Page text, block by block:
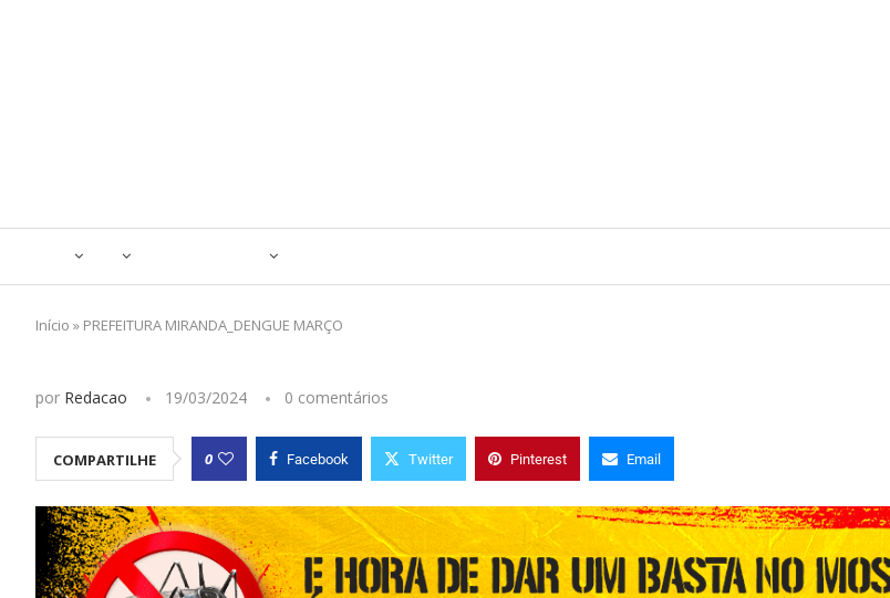
Início » PREFEITURA MIRANDA_DENGUE MARÇO
por Redacao 19/03/2024 0 comentários
COMPARTILHE 0 Facebook Twitter Pinterest Email